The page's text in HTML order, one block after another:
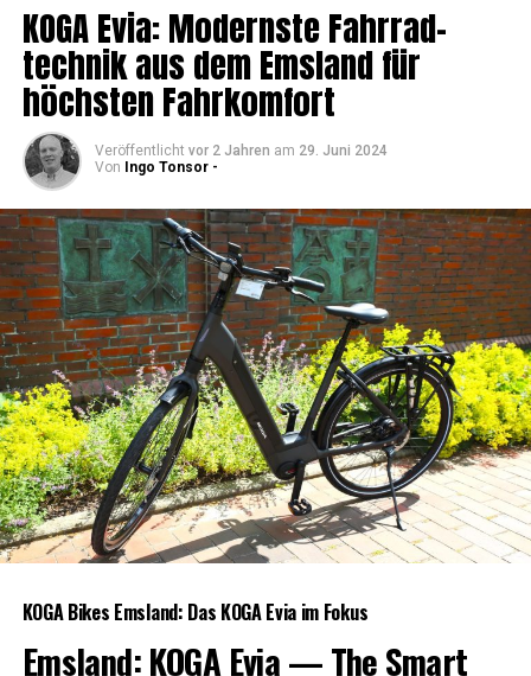
KOGA Evia: Moderns­te Fahr­rad­
tech­nik aus dem Ems­land für
höchs­ten Fahrkomfort
Veröffentlicht vor 2 Jahren am 29. Juni 2024
Von
Ingo Tonsor -
KOGA Bikes Ems­land: Das KOGA Evia im Fokus
Ems­land: KOGA Evia — The Smart